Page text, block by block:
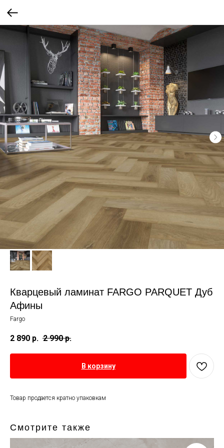
Кварцевый ламинат FARGO PARQUET Дуб
Афины
Fargo
2 890 р. 2 990 р.
В корзину
Товар продается кратно упаковкам
Смотрите также